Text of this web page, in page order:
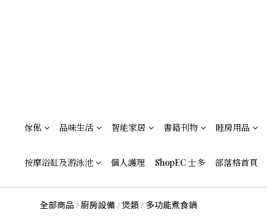
傢俬 品味生活 智能家居 書籍刊物 睡房用品
按摩浴缸及游泳池 個人護理 ShopEC 士多 部落格首頁
全部商品 /廚房設備 /煲類 / 多功能煮食鍋